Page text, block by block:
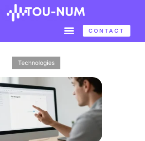
CONTACT
Technologies